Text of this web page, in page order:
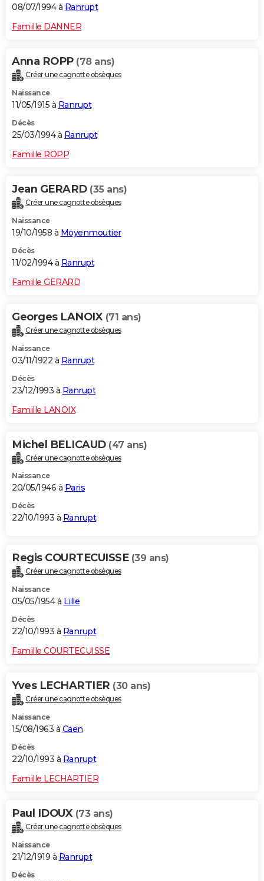
08/07/1994 à Ranrupt
Famille DANNER
Anna ROPP (78 ans)
Créer une cagnotte obsèques
Naissance
11/05/1915 à Ranrupt
Décès
25/03/1994 à Ranrupt
Famille ROPP
Jean GERARD (35 ans)
Créer une cagnotte obsèques
Naissance
19/10/1958 à Moyenmoutier
Décès
11/02/1994 à Ranrupt
Famille GERARD
Georges LANOIX (71 ans)
Créer une cagnotte obsèques
Naissance
03/11/1922 à Ranrupt
Décès
23/12/1993 à Ranrupt
Famille LANOIX
Michel BELICAUD (47 ans)
Créer une cagnotte obsèques
Naissance
20/05/1946 à Paris
Décès
22/10/1993 à Ranrupt
Regis COURTECUISSE (39 ans)
Créer une cagnotte obsèques
Naissance
05/05/1954 à Lille
Décès
22/10/1993 à Ranrupt
Famille COURTECUISSE
Yves LECHARTIER (30 ans)
Créer une cagnotte obsèques
Naissance
15/08/1963 à Caen
Décès
22/10/1993 à Ranrupt
Famille LECHARTIER
Paul IDOUX (73 ans)
Créer une cagnotte obsèques
Naissance
21/12/1919 à Ranrupt
Décès